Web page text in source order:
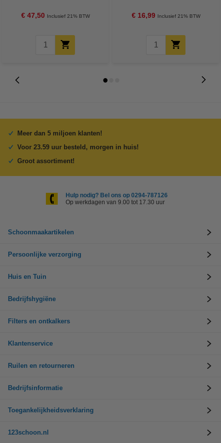
123schoon
€ 47,50 Inclusief 21% BTW € 16,99 Inclusief 21% BTW
Meer dan 5 miljoen klanten!
Voor 23.59 uur besteld, morgen in huis!
Groot assortiment!
Hulp nodig? Bel ons op 0294-787126
Op werkdagen van 9.00 tot 17.30 uur
Schoonmaakartikelen
Persoonlijke verzorging
Huis en Tuin
Bedrijfshygiëne
Filters en ontkalkers
Klantenservice
Ruilen en retourneren
Bedrijfsinformatie
Toegankelijkheidsverklaring
123schoon.nl